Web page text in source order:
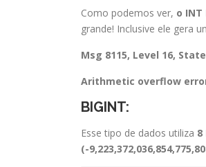
Como podemos ver, o
grande! Inclusive ele gera
Msg 8115, Level 16,
Arithmetic overflow
BIGINT:
Esse tipo de dados utiliza 8
(-